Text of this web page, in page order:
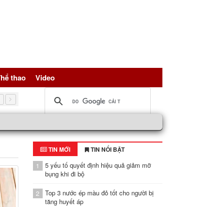
thao Video
3 không đạt hiệu quả
TIN MỚI TIN NỔI BẬT
1
5 yếu tố quyết định hiệu quả giảm mỡ
bụng khi đi bộ
2
Top 3 nước ép màu đỏ tốt cho người bị
tăng huyết áp